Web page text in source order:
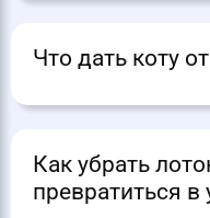
Что дать коту
Как убрать
превратиться